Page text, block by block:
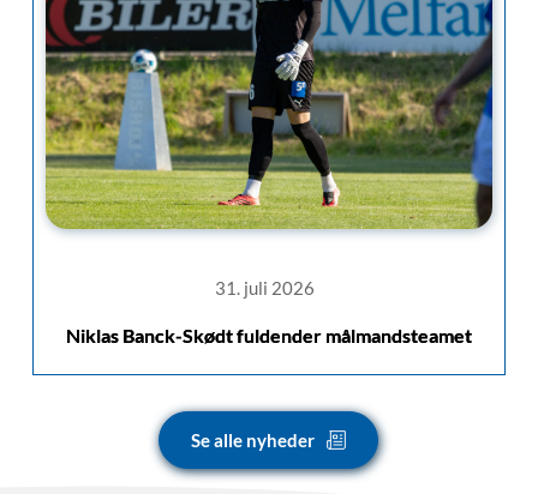
31. juli 2026
Niklas Banck-Skødt fuldender målmandsteamet
Se alle nyheder